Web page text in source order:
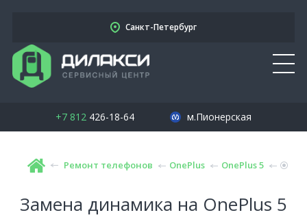
Санкт-Петербург
+7 812426-18-64 м.Пионерская
Ремонт телефонов OnePlus OnePlus 5
Замена динамика на OnePlus 5